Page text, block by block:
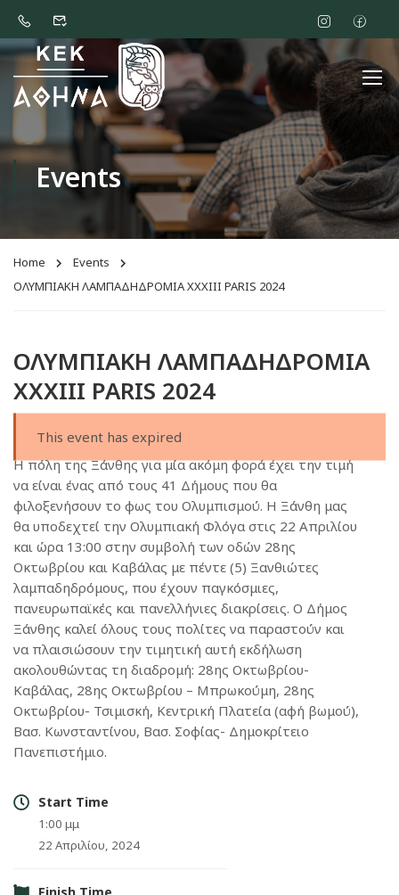
Events
Home
Events
ΟΛΥΜΠΙΑΚΗ ΛΑΜΠΑΔΗΔΡΟΜΙΑ XXXIII PARIS 2024
ΟΛΥΜΠΙΑΚΗ ΛΑΜΠΑΔΗΔΡΟΜΙΑ
XXXIII PARIS 2024
This event has expired
Η πόλη της Ξάνθης για μία ακόμη φορά έχει την τιμή
να είναι ένας από τους 41 Δήμους που θα
φιλοξενήσουν το φως του Ολυμπισμού. Η Ξάνθη μας
θα υποδεχτεί την Ολυμπιακή Φλόγα στις 22 Απριλίου
και ώρα 13:00 στην συμβολή των οδών 28ης
Οκτωβρίου και Καβάλας με πέντε (5) Ξανθιώτες
λαμπαδηδρόμους, που έχουν παγκόσμιες,
πανευρωπαϊκές και πανελλήνιες διακρίσεις. Ο Δήμος
Ξάνθης καλεί όλους τους πολίτες να παραστούν και
να πλαισιώσουν την τιμητική αυτή εκδήλωση
ακολουθώντας τη διαδρομή: 28ης Οκτωβρίου-
Καβάλας, 28ης Οκτωβρίου – Μπρωκούμη, 28ης
Οκτωβρίου- Τσιμισκή, Κεντρική Πλατεία (αφή βωμού),
Βασ. Κωνσταντίνου, Βασ. Σοφίας- Δημοκρίτειο
Πανεπιστήμιο.
Start Time
1:00 μμ
22 Απριλίου, 2024